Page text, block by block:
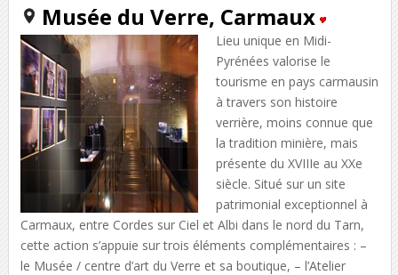
Musée du Verre, Carmaux
Lieu unique en Midi-
Pyrénées valorise le
tourisme en pays carmausin
à travers son histoire
verrière, moins connue que
la tradition minière, mais
présente du XVIIIe au XXe
siècle. Situé sur un site
patrimonial exceptionnel à
Carmaux, entre Cordes sur Ciel et Albi dans le nord du Tarn,
cette action s’appuie sur trois éléments complémentaires : –
le Musée / centre d’art du Verre et sa boutique, – l’Atelier